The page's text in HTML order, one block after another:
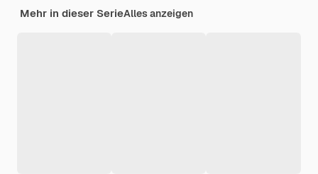
Mehr in dieser SerieAlles anzeigen